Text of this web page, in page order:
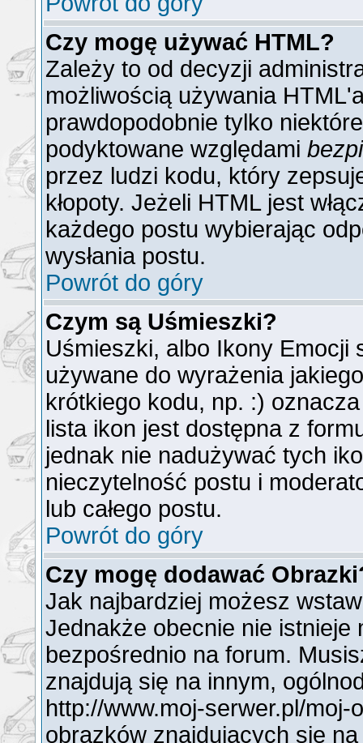
Czy mogę używać HTML?
Zależy to od decyzji
możliwością używania
prawdopodobnie tylko
podyktowane względami
przez ludzi kodu, który
kłopoty. Jeżeli HTML jest
każdego postu wybierając
wysłania postu.
Powrót do góry
Czym są Uśmieszki?
Uśmieszki, albo Ikony Emocji
używane do wyrażenia
krótkiego kodu, np. :)
lista ikon jest dostępna z
jednak nie nadużywać tych
nieczytelność postu i
lub całego postu.
Powrót do góry
Czy mogę dodawać
Jak najbardziej możesz
Jednakże obecnie nie istnieje
bezpośrednio na forum.
znajdują się na innym,
http://www.moj-serwer.pl/
obrazków znajdujących się